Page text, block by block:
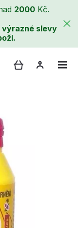
2000 Kč.
výrazné slevy